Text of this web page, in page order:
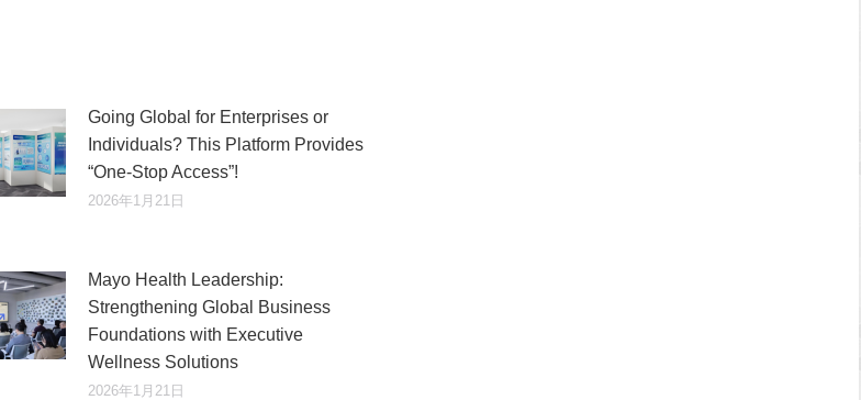
Going Global for Enterprises or
Individuals? This Platform Provides
“One-Stop Access”!
2026年1月21日
Mayo Health Leadership:
Strengthening Global Business
Foundations with Executive
Wellness Solutions
2026年1月21日